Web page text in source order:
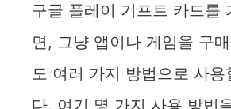
구글 플레이 기프트 카드를
면, 그냥 앱이나 게임을 구
도 여러 가지 방법으로 사용